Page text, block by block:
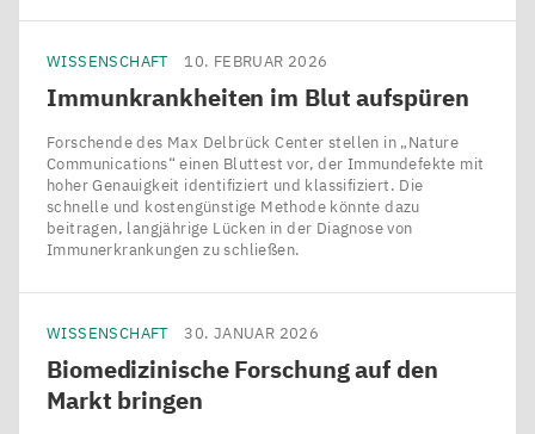
WISSENSCHAFT 10. FEBRUAR 2026
Immunkrankheiten im Blut aufspüren
Forschende des Max Delbrück Center stellen in ​„Nature
Communications“ einen Bluttest vor, der Immundefekte mit
hoher Genauigkeit identifiziert und klassifiziert. Die
schnelle und kostengünstige Methode könnte dazu
beitragen, langjährige Lücken in der Diagnose von
Immunerkrankungen zu schließen.
WISSENSCHAFT 30. JANUAR 2026
Biomedizinische Forschung auf den
Markt bringen